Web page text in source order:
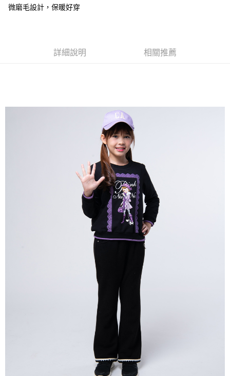
全家付款取貨
每筆NT$80，滿NT$2,000(含以上)免運費
每筆NT$80，滿NT$2,000(含以上)免運費
每筆NT$80，滿NT$2,000(含以上)免運費
微磨毛設計，保暖好穿
詳細說明 相關推薦